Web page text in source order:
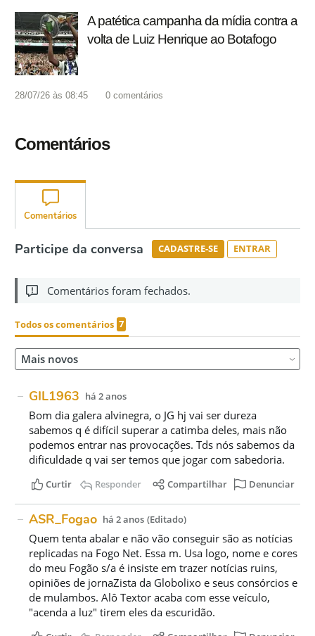
A patética campanha da mídia contra a
volta de Luiz Henrique ao Botafogo
28/07/26 às 08:45 0 comentários
Comentários